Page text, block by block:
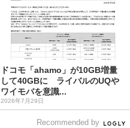
ドコモ「ahamo」が10GB増量
して40GBに ライバルのUQや
ワイモバを意識...
2026年7月29日
Recommended by